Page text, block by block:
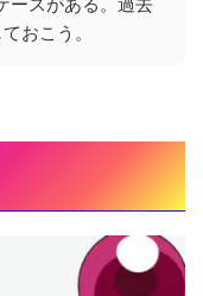
ースがある。過去
おこう。